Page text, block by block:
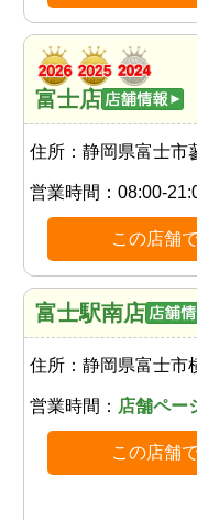
富士店
住所： 静岡県富士市
営業時間： 08:00-
この店舗
富士駅南店
住所： 静岡県富士市
営業時間： 店舗ペー
この店舗